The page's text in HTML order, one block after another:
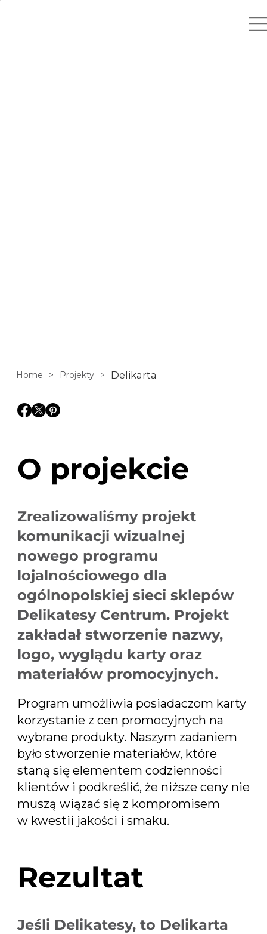
Centrum. Sieć
tysięcy punktów w
Projekt zakładał
stworzenie nazwy,
logo, wyglądu
karty oraz
materiałów
promocyjnych.
Home > Projekty > Delikarta
O projekcie
Zrealizowaliśmy projekt
komunikacji wizualnej
nowego programu
lojalnościowego dla
ogólnopolskiej sieci sklepów
Delikatesy Centrum. Projekt
zakładał stworzenie nazwy,
logo, wyglądu karty oraz
materiałów promocyjnych.
Program umożliwia posiadaczom karty
korzystanie z cen promocyjnych na
wybrane produkty. Naszym zadaniem
było stworzenie materiałów, które
staną się elementem codzienności
klientów i podkreślić, że niższe ceny nie
muszą wiązać się z kompromisem
w kwestii jakości i smaku.
Rezultat
Jeśli Delikatesy, to Delikarta